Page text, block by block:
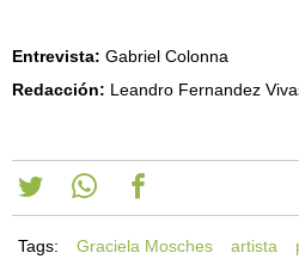
Entrevista: Gabriel Colonna
Redacción: Leandro Fernandez
Tags: Graciela Mosches artista